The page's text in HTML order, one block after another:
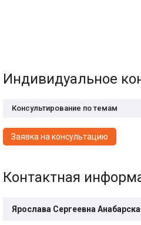
Индивидуальное
Консультирование по темам
Заявка на консультацию
Контактная
Ярослава Сергеевна